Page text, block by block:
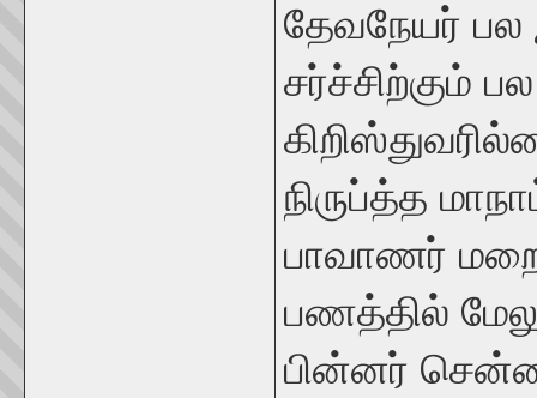
தேவநேயர் பல
சர்ச்சிற்கும்
நிருப்த்த
பாவாணர்
பணத்தில்
பின்னர்